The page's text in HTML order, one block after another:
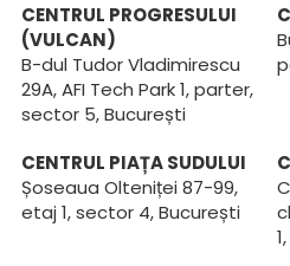
CENTRUL PROGRESULUI
(VULCAN)
B-dul Tudor Vladimirescu
29A, AFI Tech Park 1, parter,
sector 5, București
CENTRUL PIAȚA SUDULUI
Șoseaua Olteniței 87-99,
etaj 1, sector 4, București